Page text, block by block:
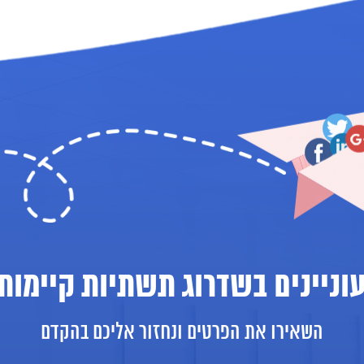
בשדרוג תשתיות
השאירו את הפרטים ונחזור אליכם בהקדם